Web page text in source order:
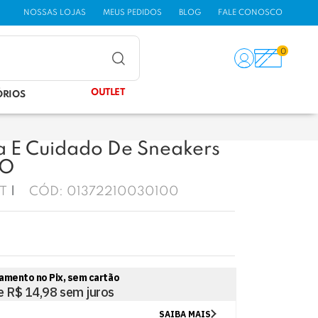
NOSSAS LOJAS MEUS PEDIDOS BLOG FALE CONOSCO
0
OUTLET
E Cuidado De Sneakers
CÓD: 01372210030100